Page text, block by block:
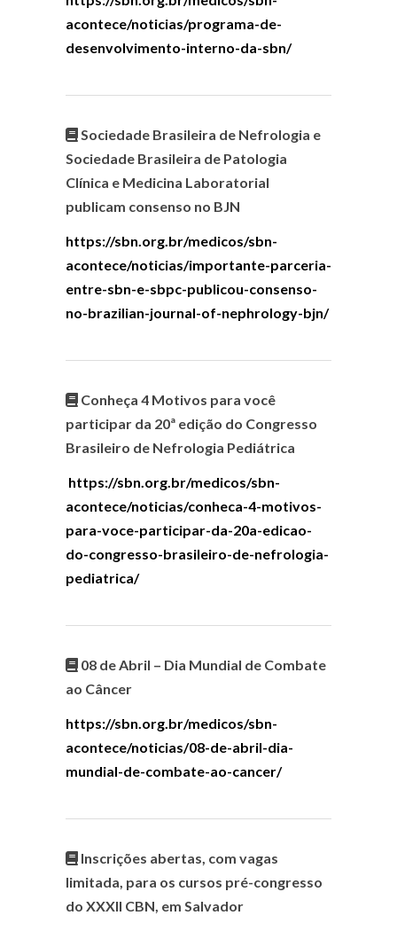
acontece/noticias/programa-de-
desenvolvimento-interno-da-sbn/
Sociedade Brasileira de Nefrologia e
Sociedade Brasileira de Patologia
Clínica e Medicina Laboratorial
publicam consenso no BJN
https://sbn.org.br/medicos/sbn-
acontece/noticias/importante-parceria-
entre-sbn-e-sbpc-publicou-consenso-
no-brazilian-journal-of-nephrology-bjn/
Conheça 4 Motivos para você
participar da 20ª edição do Congresso
Brasileiro de Nefrologia Pediátrica
https://sbn.org.br/medicos/sbn-
acontece/noticias/conheca-4-motivos-
para-voce-participar-da-20a-edicao-
do-congresso-brasileiro-de-nefrologia-
pediatrica/
08 de Abril – Dia Mundial de Combate
ao Câncer
https://sbn.org.br/medicos/sbn-
acontece/noticias/08-de-abril-dia-
mundial-de-combate-ao-cancer/
Inscrições abertas, com vagas
limitada, para os cursos pré-congresso
do XXXII CBN, em Salvador